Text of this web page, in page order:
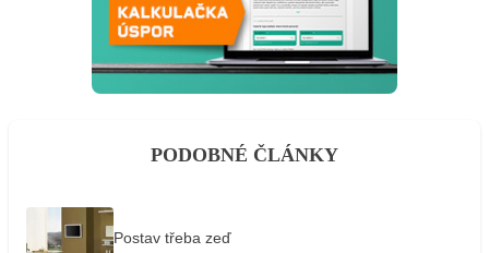
PODOBNÉ ČLÁNKY
Postav třeba zeď